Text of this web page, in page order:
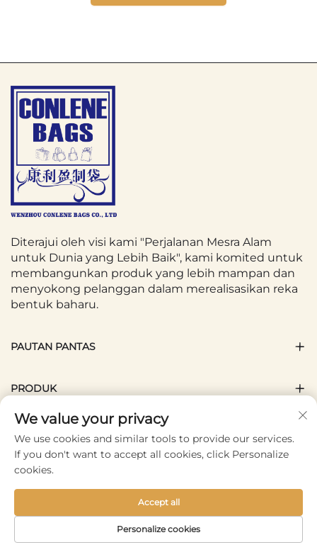
Diterajui oleh visi kami "Perjalanan Mesra Alam
untuk Dunia yang Lebih Baik", kami komited untuk
membangunkan produk yang lebih mampan dan
menyokong pelanggan dalam merealisasikan reka
bentuk baharu.
PAUTAN PANTAS
PRODUK
HUBUNGI KAMI
IKUTI KAMI
Tinggalkan maklumat anda. Pengeluaran produk
baharu. Sampaikan berita dan aktiviti terkini.
We value your privacy
We use cookies and similar tools to provide our services.
If you don't want to accept all cookies, click Personalize
cookies.
Personalize cookies
Accept all